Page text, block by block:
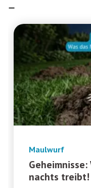
Maulwurf
nachts treibt!